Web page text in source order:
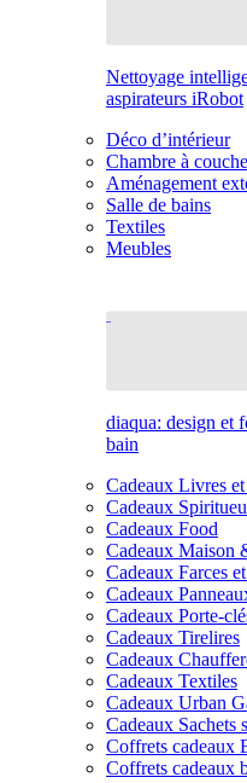
Nettoyage
aspirateurs iRobot
Déco d’intérieur
Chambre à
Aménagement
Salle de bains
Textiles
Meubles
diaqua: design et
bain
Cadeaux Livres
Cadeaux
Cadeaux Food
Cadeaux Maison
Cadeaux Farces
Cadeaux
Cadeaux Porte-
Cadeaux Tirelires
Cadeaux
Cadeaux Textiles
Cadeaux Urban
Cadeaux Sachets
Coffrets cadeaux
Coffrets cadeaux